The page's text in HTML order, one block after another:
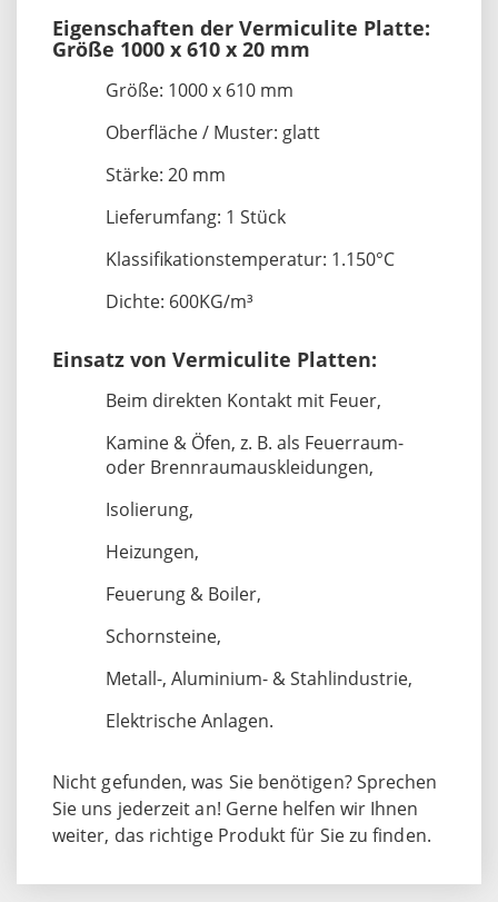
Eigenschaften der Vermiculite Platte:
Größe 1000 x 610 x 20 mm
Größe: 1000 x 610 mm
Oberfläche / Muster: glatt
Stärke: 20 mm
Lieferumfang: 1 Stück
Klassifikationstemperatur: 1.150°C
Dichte: 600KG/m³
Einsatz von Vermiculite Platten:
Beim direkten Kontakt mit Feuer,
Kamine & Öfen, z. B. als Feuerraum-
oder Brennraumauskleidungen,
Isolierung,
Heizungen,
Feuerung & Boiler,
Schornsteine,
Metall-, Aluminium- & Stahlindustrie,
Elektrische Anlagen.
Nicht gefunden, was Sie benötigen? Sprechen
Sie uns jederzeit an! Gerne helfen wir Ihnen
weiter, das richtige Produkt für Sie zu finden.